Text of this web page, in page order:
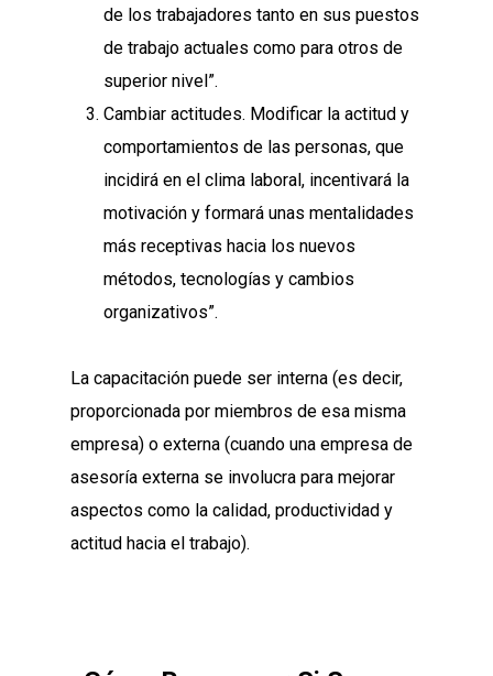
de los trabajadores tanto en sus puestos
de trabajo actuales como para otros de
superior nivel”.
Cambiar actitudes. Modificar la actitud y
comportamientos de las personas, que
incidirá en el clima laboral, incentivará la
motivación y formará unas mentalidades
más receptivas hacia los nuevos
métodos, tecnologías y cambios
organizativos”.
La capacitación puede ser interna (es decir,
proporcionada por miembros de esa misma
empresa) o externa (cuando una empresa de
asesoría externa se involucra para mejorar
aspectos como la calidad, productividad y
actitud hacia el trabajo).